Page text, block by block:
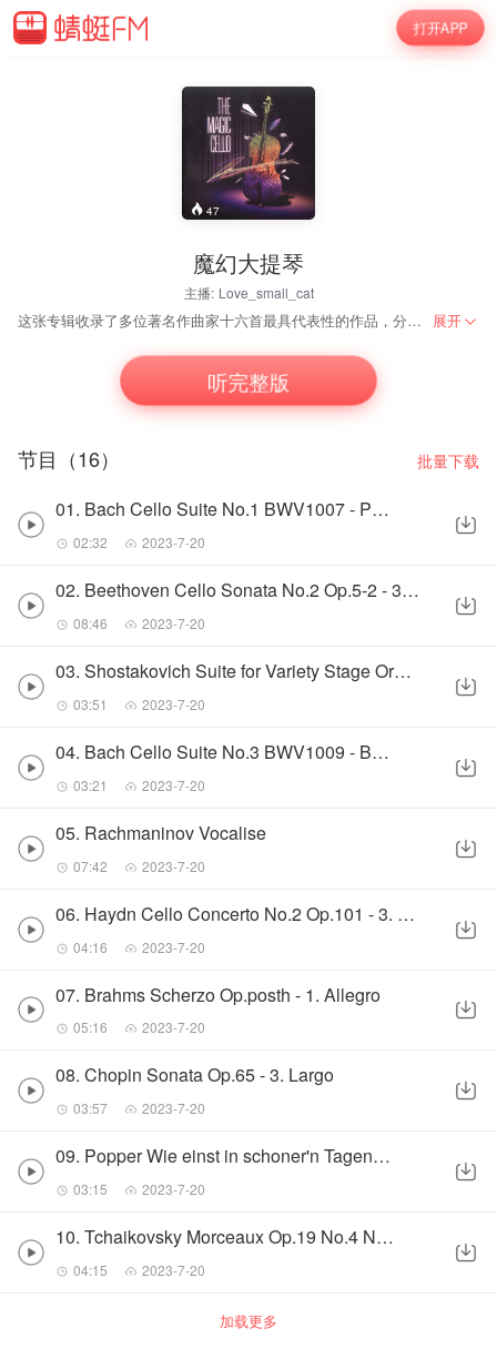
打开APP
47
魔幻大提琴
主播: Love_small_cat
这张专辑收录了多位著名作曲家十六首最具代表性的作品，分別由来自多个不同国家和地区的大提琴家，包括：马友友、彼得·威斯帕维、斯捷潘·豪瑟、约翰内斯·莫撒、柯恩拉德·布罗曼多、罗科·菲力彼尼、安东尼欧·李西、马特·海默维茨、威诺纳·泽伦卡、艾莉莎·维勒丝坦、拉斐尔·沃尔菲许和德米特里·库索夫等，以超卓非凡的造诣，出神入化的弓法，细致地演绎名家的名作，将大提琴演奏的精髓和魔力发挥得淋漓尽致，千锤百炼的美乐使人百听不厌。 专辑的母盘调校、补足和修改的后期制作程序由“老虎鱼”著名工程师汉斯-约尔格·莫斯克斯负责操刀。示范级的演绎、精湛的录音，权威的母盘制作技术，塑造出的品味经典，是欣赏美乐的必然之选。 展开
听完整版
节目（16） 批量下载
01. Bach Cello Suite No.1 BWV1007 - Prelude
02:32 2023-7-20
02. Beethoven Cello Sonata No.2 Op.5-2 - 3. Rondo
08:46 2023-7-20
03. Shostakovich Suite for Variety Stage Orchestra
03:51 2023-7-20
04. Bach Cello Suite No.3 BWV1009 - Bourree
03:21 2023-7-20
05. Rachmaninov Vocalise
07:42 2023-7-20
06. Haydn Cello Concerto No.2 Op.101 - 3. Rondo Allegro
04:16 2023-7-20
07. Brahms Scherzo Op.posth - 1. Allegro
05:16 2023-7-20
08. Chopin Sonata Op.65 - 3. Largo
03:57 2023-7-20
09. Popper Wie einst in schoner'n Tagen Op.64
03:15 2023-7-20
10. Tchaikovsky Morceaux Op.19 No.4 Nocturne
04:15 2023-7-20
加载更多